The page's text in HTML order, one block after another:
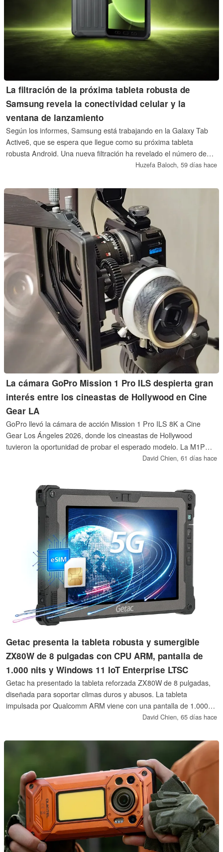
La filtración de la próxima tableta robusta de
Samsung revela la conectividad celular y la
ventana de lanzamiento
Según los informes, Samsung está trabajando en la Galaxy Tab
Active6, que se espera que llegue como su próxima tableta
robusta Android. Una nueva filtración ha revelado el número de
modelo y la ventana de lanzamiento del próximo dispositivo.
Huzefa Baloch, 59 días hace
La cámara GoPro Mission 1 Pro ILS despierta gran
interés entre los cineastas de Hollywood en Cine
Gear LA
GoPro llevó la cámara de acción Mission 1 Pro ILS 8K a Cine
Gear Los Ángeles 2026, donde los cineastas de Hollywood
tuvieron la oportunidad de probar el esperado modelo. La M1P
ILS combina un sensor 4:3 de 50 MP con una montura de objetivo
David Chien, 61 días hace
Getac presenta la tableta robusta y sumergible
ZX80W de 8 pulgadas con CPU ARM, pantalla de
1.000 nits y Windows 11 IoT Enterprise LTSC
Getac ha presentado la tableta reforzada ZX80W de 8 pulgadas,
diseñada para soportar climas duros y abusos. La tableta
impulsada por Qualcomm ARM viene con una pantalla de 1.000
nits visible bajo el sol en exteriores y cuenta con la clasificación
golpes y caídas.
David Chien, 65 días hace